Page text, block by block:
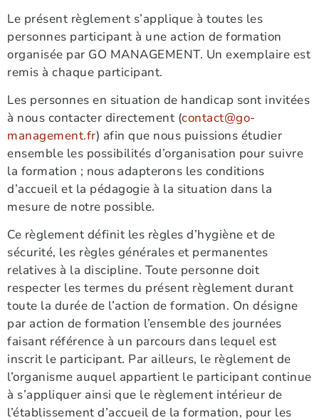
Le présent règlement s’applique à toutes les
personnes participant à une action de formation
organisée par GO MANAGEMENT. Un exemplaire est
remis à chaque participant.
Les personnes en situation de handicap sont invitées
à nous contacter directement (contact@go-
management.fr) afin que nous puissions étudier
ensemble les possibilités d’organisation pour suivre
la formation ; nous adapterons les conditions
d’accueil et la pédagogie à la situation dans la
mesure de notre possible.
Ce règlement définit les règles d’hygiène et de
sécurité, les règles générales et permanentes
relatives à la discipline. Toute personne doit
respecter les termes du présent règlement durant
toute la durée de l’action de formation. On désigne
par action de formation l’ensemble des journées
faisant référence à un parcours dans lequel est
inscrit le participant. Par ailleurs, le règlement de
l’organisme auquel appartient le participant continue
à s’appliquer ainsi que le règlement intérieur de
l’établissement d’accueil de la formation, pour les